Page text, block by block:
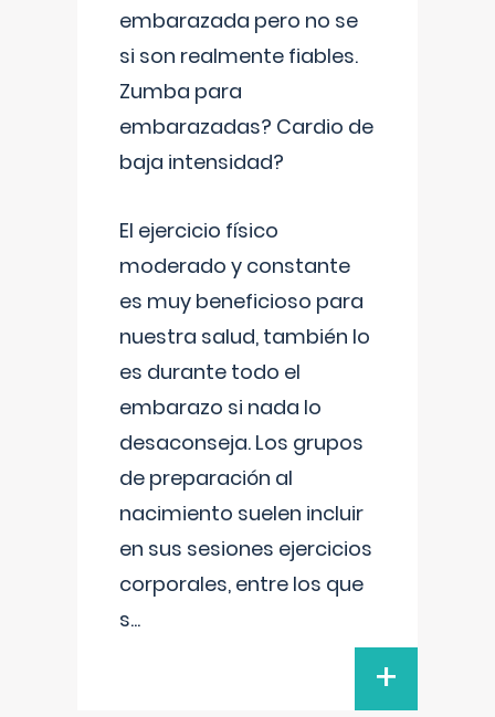
embarazada pero no se
si son realmente fiables.
Zumba para
embarazadas? Cardio de
baja intensidad?
El ejercicio físico
moderado y constante
es muy beneficioso para
nuestra salud, también lo
es durante todo el
embarazo si nada lo
desaconseja. Los grupos
de preparación al
nacimiento suelen incluir
en sus sesiones ejercicios
corporales, entre los que
s...
+